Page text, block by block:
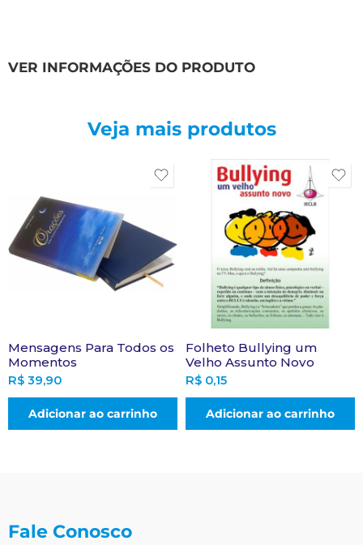
VER INFORMAÇÕES DO PRODUTO
Veja mais produtos
Mensagens Para Todos os
Momentos
R$ 39,90
Adicionar ao carrinho
Folheto Bullying um
Velho Assunto Novo
R$ 0,15
Adicionar ao carrinho
Fale Conosco